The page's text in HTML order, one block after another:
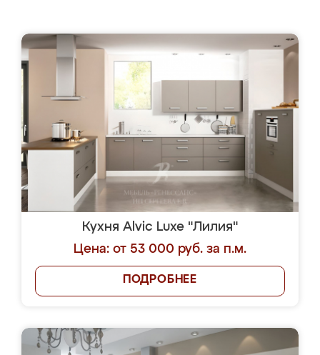
Кухня Alvic Luxe "Лилия"
Цена: от 53 000 руб. за п.м.
ПОДРОБНЕЕ